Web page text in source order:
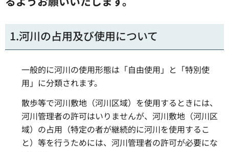
1.河川の占用及び使用について
一般的に河川の使用形態は「自由使用」と「特別使
用」に分類されます。
散歩等で河川敷地（河川区域）を使用するときには、
河川管理者の許可はいりませんが、河川敷地（河川区
域）の占用（特定の者が継続的に河川を使用するこ
と）等を行うためには、河川管理者の許可が必要にな